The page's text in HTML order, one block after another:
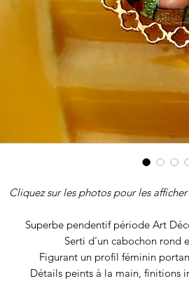
Cliquez sur les photos pour les
Superbe pendentif période Art
Serti d'un cabochon rond
Figurant un profil féminin
Détails peints à la main, finitions